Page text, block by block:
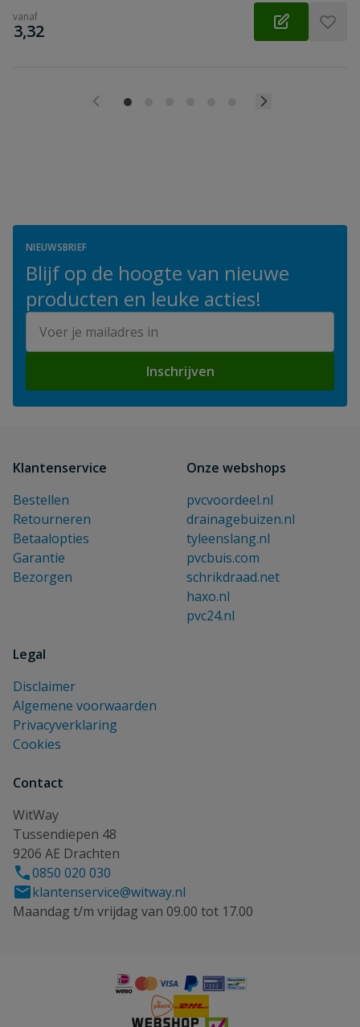
vanaf
€
3,32
NIEUWSBRIEF
Blijf op de hoogte van nieuwe
producten en leuke acties!
Inschrijven
Klantenservice
Bestellen
Retourneren
Betaalopties
Garantie
Bezorgen
Onze webshops
pvcvoordeel.nl
drainagebuizen.nl
tyleenslang.nl
pvcbuis.com
schrikdraad.net
haxo.nl
pvc24.nl
Legal
Disclaimer
Algemene voorwaarden
Privacyverklaring
Cookies
Contact
WitWay
Tussendiepen 48
9206 AE Drachten
0850 020 030
klantenservice@witway.nl
Maandag t/m vrijdag van 09.00 tot 17.00